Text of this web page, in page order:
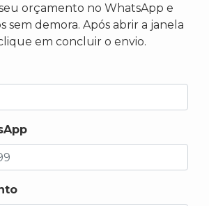
orçamento no WhatsApp e
sem demora. Após abrir a janela
em concluir o envio.